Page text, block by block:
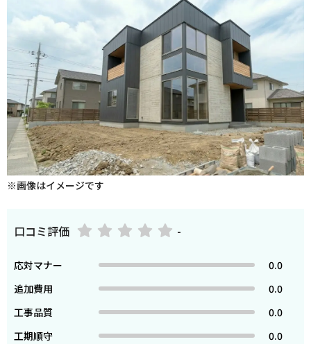
※画像はイメージです
口コミ評価 -
応対マナー
0.0
追加費用
0.0
工事品質
0.0
工期順守
0.0